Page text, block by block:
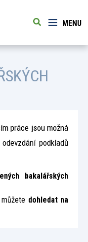
MENU
práce jsou možná
podkladů
bakalářských
dohledat na